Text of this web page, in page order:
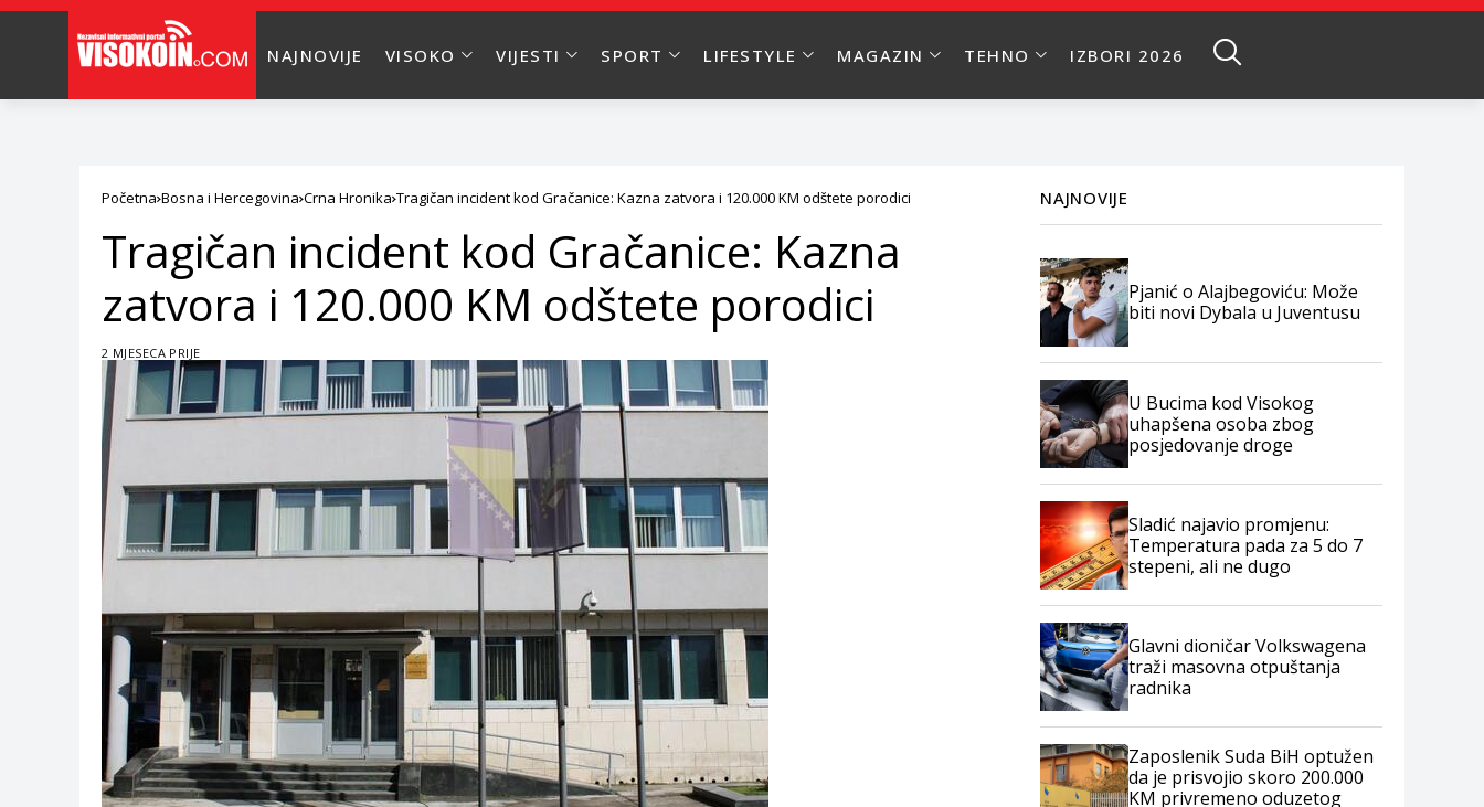
NAJNOVIJE VISOKO VIJESTI SPORT LIFESTYLE MAGAZIN TEHNO IZBORI 2026
Početna Bosna i Hercegovina Crna Hronika Tragičan incident kod Gračanice: Kazna zatvora i 120.000 KM odštete porodici
Tragičan incident kod Gračanice: Kazna
zatvora i 120.000 KM odštete porodici
2 MJESECA PRIJE
NAJNOVIJE
Pjanić o Alajbegoviću: Može
biti novi Dybala u Juventusu
U Bucima kod Visokog
uhapšena osoba zbog
posjedovanje droge
Sladić najavio promjenu:
Temperatura pada za 5 do 7
stepeni, ali ne dugo
Glavni dioničar Volkswagena
traži masovna otpuštanja
radnika
Zaposlenik Suda BiH optužen
da je prisvojio skoro 200.000
KM privremeno oduzetog